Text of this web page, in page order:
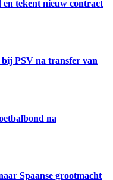
tekent nieuw contract
PSV na transfer van
na
Spaanse grootmacht